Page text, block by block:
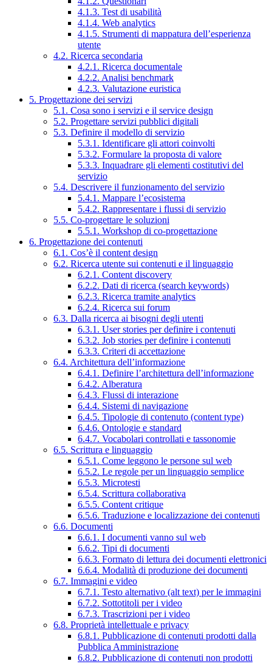
4.1.3. Test di usabilità
4.1.4. Web analytics
4.1.5. Strumenti di mappatura dell’esperienza
utente
4.2. Ricerca secondaria
4.2.1. Ricerca documentale
4.2.2. Analisi benchmark
4.2.3. Valutazione euristica
5. Progettazione dei servizi
5.1. Cosa sono i servizi e il service design
5.2. Progettare servizi pubblici digitali
5.3. Definire il modello di servizio
5.3.1. Identificare gli attori coinvolti
5.3.2. Formulare la proposta di valore
5.3.3. Inquadrare gli elementi costitutivi del
servizio
5.4. Descrivere il funzionamento del servizio
5.4.1. Mappare l’ecosistema
5.4.2. Rappresentare i flussi di servizio
5.5. Co-progettare le soluzioni
5.5.1. Workshop di co-progettazione
6. Progettazione dei contenuti
6.1. Cos’è il content design
6.2. Ricerca utente sui contenuti e il linguaggio
6.2.1. Content discovery
6.2.2. Dati di ricerca (search keywords)
6.2.3. Ricerca tramite analytics
6.2.4. Ricerca sui forum
6.3. Dalla ricerca ai bisogni degli utenti
6.3.1. User stories per definire i contenuti
6.3.2. Job stories per definire i contenuti
6.3.3. Criteri di accettazione
6.4. Architettura dell’informazione
6.4.1. Definire l’architettura dell’informazione
6.4.2. Alberatura
6.4.3. Flussi di interazione
6.4.4. Sistemi di navigazione
6.4.5. Tipologie di contenuto (content type)
6.4.6. Ontologie e standard
6.4.7. Vocabolari controllati e tassonomie
6.5. Scrittura e linguaggio
6.5.1. Come leggono le persone sul web
6.5.2. Le regole per un linguaggio semplice
6.5.3. Microtesti
6.5.4. Scrittura collaborativa
6.5.5. Content critique
6.5.6. Traduzione e localizzazione dei contenuti
6.6. Documenti
6.6.1. I documenti vanno sul web
6.6.2. Tipi di documenti
6.6.3. Formato di lettura dei documenti elettronici
6.6.4. Modalità di produzione dei documenti
6.7. Immagini e video
6.7.1. Testo alternativo (alt text) per le immagini
6.7.2. Sottotitoli per i video
6.7.3. Trascrizioni per i video
6.8. Proprietà intellettuale e privacy
6.8.1. Pubblicazione di contenuti prodotti dalla
Pubblica Amministrazione
6.8.2. Pubblicazione di contenuti non prodotti